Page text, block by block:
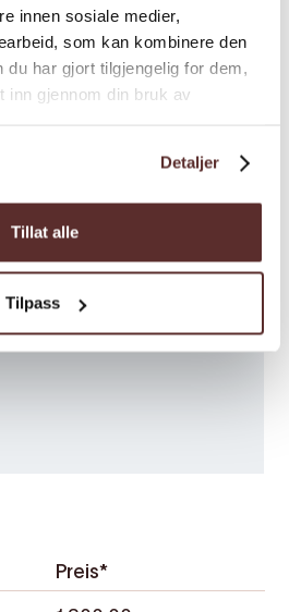
innen sosiale medier,
som kan kombinere den
du har gjort tilgjengelig for dem,
inn gjennom din bruk av
Detaljer
Tillat alle
Tilpass
Seite.
· Preis:1200 NOK
Preis*